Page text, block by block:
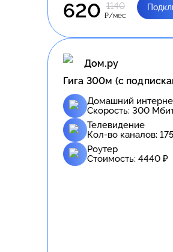
620 1140
₽/мес
Дом.ру
Гига 300м (с
Домашний
Скорость: 300
Телевидение
Кол-во каналов: 175
Роутер
Стоимость: 4440 ₽